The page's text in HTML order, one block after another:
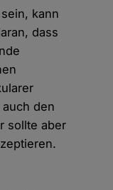
kann
dass
den
sollte aber